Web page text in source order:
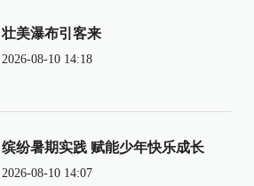
壮美瀑布引客来
2026-08-10 14:18
缤纷暑期实践 赋能少年快乐成长
2026-08-10 14:07